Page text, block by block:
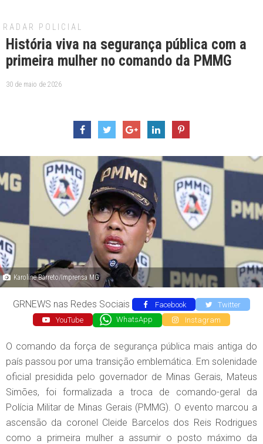
RADAR POLICIAL
História viva na segurança pública com a
primeira mulher no comando da PMMG
30 de maio de 2026
Karoline Barreto/Imprensa MG
GRNEWS nas Redes Sociais Facebook
Twitter
YouTube
WhatsApp Instagram
O comando da força de segurança pública mais antiga do
país passou por uma transição emblemática. Em solenidade
oficial presidida pelo governador de Minas Gerais, Mateus
Simões, foi formalizada a troca de comando-geral da
Polícia Militar de Minas Gerais (PMMG). O evento marcou a
ascensão da coronel Cleide Barcelos dos Reis Rodrigues
como a primeira mulher a assumir o posto máximo da